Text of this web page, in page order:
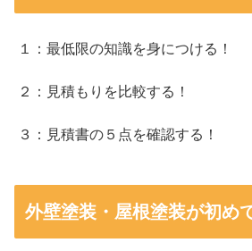
１：最低限の知識を身につける！
２：見積もりを比較する！
３：見積書の５点を確認する！
外壁塗装・屋根塗装が初め